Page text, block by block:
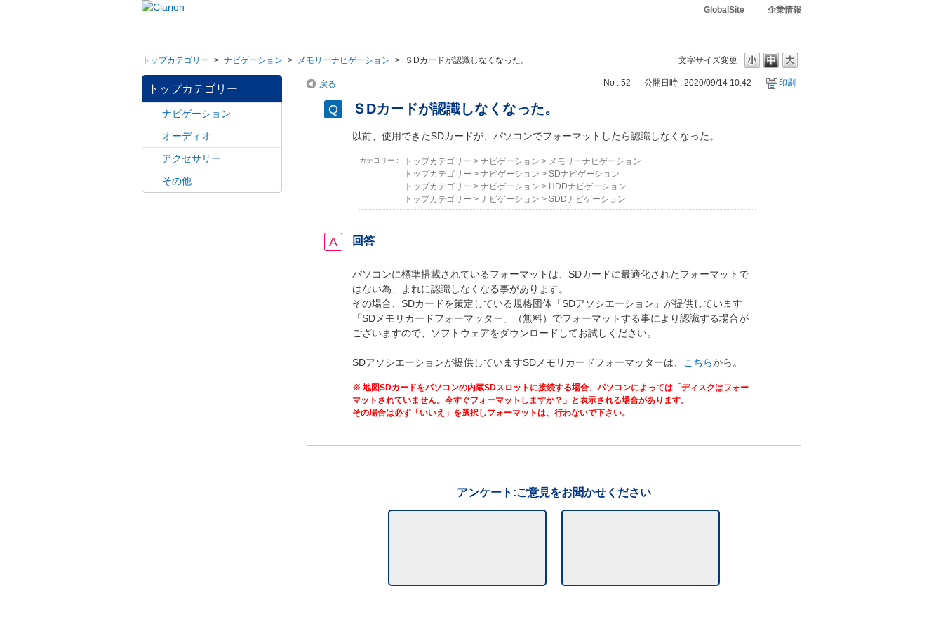
GlobalSite 企業情報
文字サイズ変更
トップカテゴリー > ナビゲーション > メモリーナビゲーション > ＳDカードが認識しなくなった。
トップカテゴリー
ナビゲーション
オーディオ
アクセサリー
その他
戻る No : 52 公開日時 : 2020/09/14 10:42 印刷
ＳDカードが認識しなくなった。
以前、使用できたSDカードが、パソコンでフォーマットしたら認識しなくなった。
カテゴリー : トップカテゴリー > ナビゲーション > メモリーナビゲーション
トップカテゴリー > ナビゲーション > SDナビゲーション
トップカテゴリー > ナビゲーション > HDDナビゲーション
トップカテゴリー > ナビゲーション > SDDナビゲーション
回答
パソコンに標準搭載されているフォーマットは、SDカードに最適化されたフォーマットで
はない為、まれに認識しなくなる事があります。
その場合、SDカードを策定している規格団体「SDアソシエーション」が提供しています
「SDメモリカードフォーマッター」（無料）でフォーマットする事により認識する場合が
ございますので、ソフトウェアをダウンロードしてお試しください。
SDアソシエーションが提供していますSDメモリカードフォーマッターは、 こちらから。
※ 地図SDカードをパソコンの内蔵SDスロットに接続する場合、パソコンによっては「ディスクはフォー
マットされていません。今すぐフォーマットしますか？」と表示される場合があります。
その場合は必ず「いいえ」を選択しフォーマットは、行わないで下さい。
アンケート:ご意見をお聞かせください